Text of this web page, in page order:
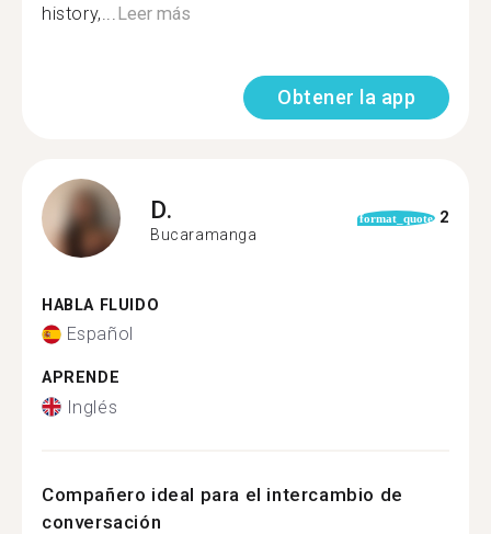
history,... Leer más
Obtener la app
D.
Bucaramanga
format_quote 2
HABLA FLUIDO
Español
APRENDE
Inglés
Compañero ideal para el intercambio de
conversación